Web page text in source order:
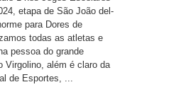
etapa de São João del-
para Dores de
todas as atletas e
pessoa do grande
Virgolino, além é claro da
de Esportes, ...